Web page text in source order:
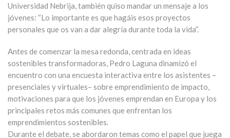
Universidad Nebrija, también quiso mandar un mensaje a los
jóvenes: “Lo importante es que hagáis esos proyectos
personales que os van a dar alegría durante toda la vida”.
Antes de comenzar la mesa redonda, centrada en ideas
sostenibles transformadoras, Pedro Laguna dinamizó el
encuentro con una encuesta interactiva entre los asistentes –
presenciales y virtuales– sobre emprendimiento de impacto,
motivaciones para que los jóvenes emprendan en Europa y los
principales retos más comunes que enfrentan los
emprendimientos sostenibles.
Durante el debate, se abordaron temas como el papel que juega